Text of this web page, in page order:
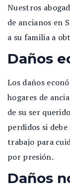
Nuestros
de ancianos en
a su familia a
Daños
Los daños
hogares de
de su ser
perdidos si
trabajo para
por presión.
Daños